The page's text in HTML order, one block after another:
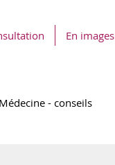
En images
Médecine - conseils